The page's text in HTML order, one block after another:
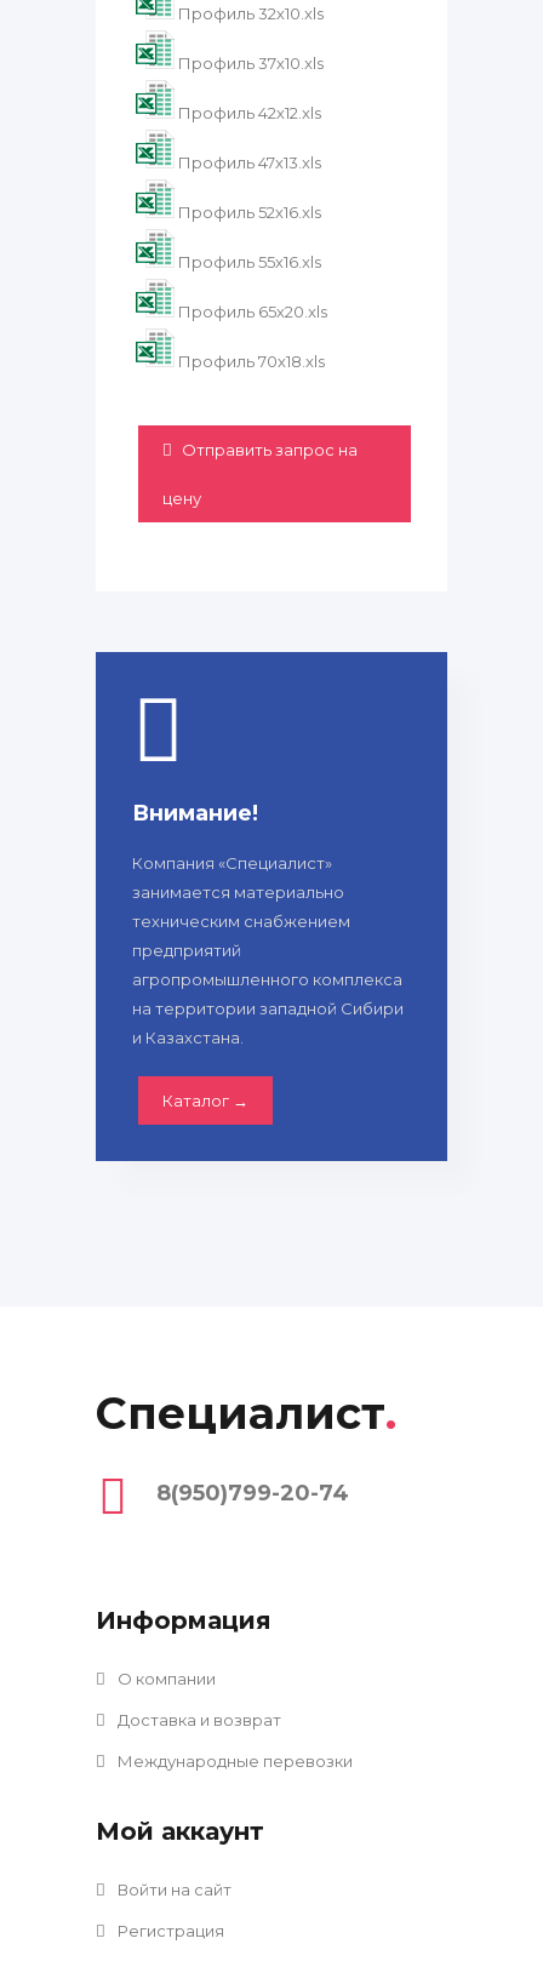
Профиль 32х10.xls
Профиль 37х10.xls
Профиль 42х12.xls
Профиль 47х13.xls
Профиль 52х16.xls
Профиль 55х16.xls
Профиль 65х20.xls
Профиль 70х18.xls
Отправить запрос на
цену
Внимание!
Компания «Специалист»
занимается материально
техническим снабжением
предприятий
агропромышленного комплекса
на территории западной Сибири
и Казахстана.
Каталог →
Специалист.
8(950)799-20-74
Информация
О компании
Доставка и возврат
Международные перевозки
Мой аккаунт
Войти на сайт
Регистрация